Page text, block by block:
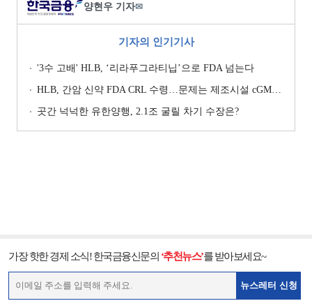
양현우 기자✉
기자의 인기기사
'3수 고배' HLB, ‘리라푸그라티닙’으로 FDA 넘는다
HLB, 간암 신약 FDA CRL 수령…문제는 제조시설 cGMP 실사
곳간 넉넉한 유한양행, 2.1조 굴릴 차기 수장은?
가장 핫한 경제 소식! 한국금융신문의 ‘추천뉴스’를 받아보세요~
뉴스레터 신청